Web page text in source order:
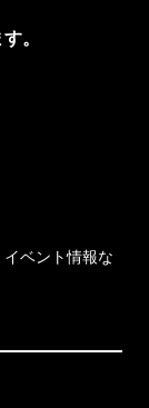
。
ベント情報な